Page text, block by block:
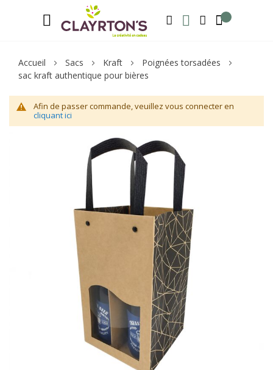
RECHERCHER MA LISTE D'ENVIE MON COMPTE
Accueil Sacs Kraft
Poignées torsadées
sac kraft authentique pour bières
Afin de passer commande, veuillez vous connecter en
cliquant ici